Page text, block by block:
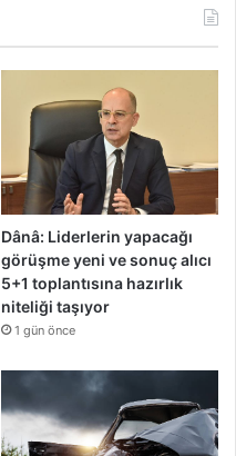
Dânâ: Liderlerin yapacağı
görüşme yeni ve sonuç alıcı
5+1 toplantısına hazırlık
niteliği taşıyor
1 gün önce